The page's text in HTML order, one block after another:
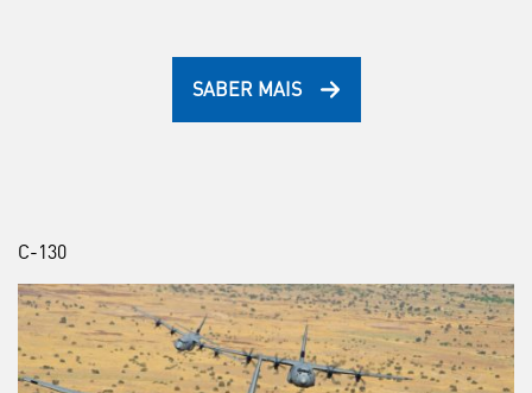
SABER MAIS
C-130